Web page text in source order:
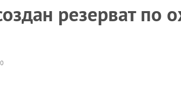
резерват по